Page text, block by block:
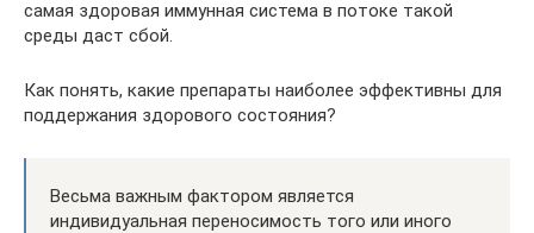
самая здоровая иммунная система в потоке такой
среды даст сбой.
Как понять, какие препараты наиболее эффективны для
поддержания здорового состояния?
Весьма важным фактором является
индивидуальная переносимость того или иного